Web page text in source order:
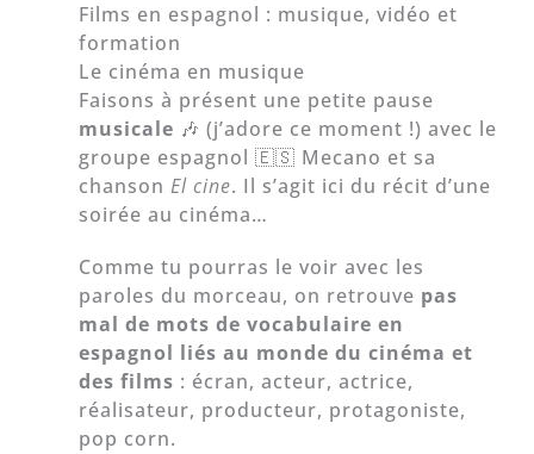
Films en espagnol : musique, vidéo et
formation
Le cinéma en musique
Faisons à présent une petite pause
musicale 🎶 (j’adore ce moment !) avec le
groupe espagnol 🇪🇸 Mecano et sa
chansonEl cine. Il s’agit ici du récit d’une
soirée au cinéma…
Comme tu pourras le voir avec les
paroles du morceau, on retrouve pas
mal de mots de vocabulaire en
espagnol liés au monde du cinéma et
des films : écran, acteur, actrice,
réalisateur, producteur, protagoniste,
pop corn.